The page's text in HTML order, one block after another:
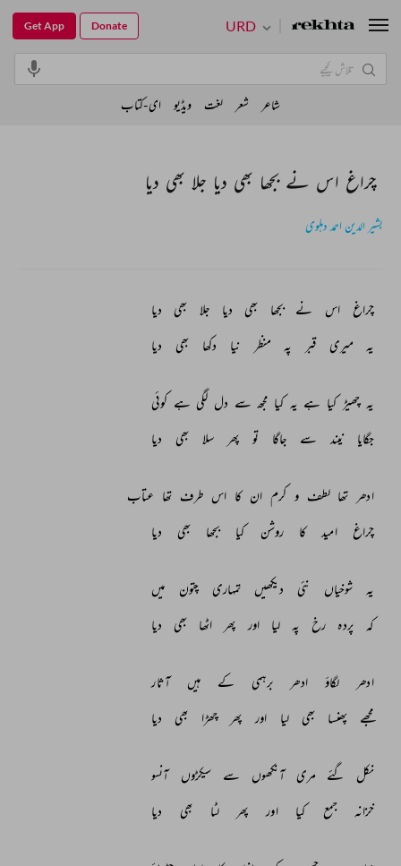
چراغ اس نے بجھا بھی دیا جلا بھی دیا
بشیر الدین احمد دہلوی
چراغ اس نے بجھا بھی دیا جلا بھی
دیا
یہ
میری قبر پہ منظر نیا دکھا بھی دیا
یہ چھیڑ کیا ہے یہ کیا مجھ سے دل لگی ہے کوئی
جگایا
نیند سے جاگا تو پھر سلا بھی دیا
ادھر تھا لطف و کرم ان کا اس طرف تھا عتاب
چراغ
امید کا روشن کیا بجھا بھی دیا
یہ شوخیاں نئی دیکھیں تمہاری چتون
میں
کہ
پردہ رخ پہ لیا اور پھر اٹھا بھی دیا
ادھر لگاؤ ادھر برہمی کے ہیں
آثار
مجھے
پھنسا بھی لیا اور پھر چھڑا بھی دیا
نکل گئے مری آنکھوں سے سیکڑوں
آنسو
خزانہ
جمع کیا اور پھر لٹا بھی دیا
URD
Get App Donate
شاعر شعر لغت ویڈیو ای-کتاب